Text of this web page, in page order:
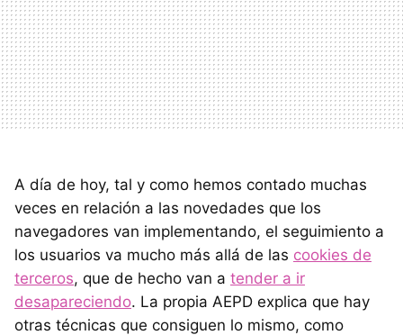
A día de hoy, tal y como hemos contado muchas
veces en relación a las novedades que los
navegadores van implementando, el seguimiento a
los usuarios va mucho más allá de las cookies de
terceros, que de hecho van a tender a ir
desapareciendo. La propia AEPD explica que hay
otras técnicas que consiguen lo mismo, como